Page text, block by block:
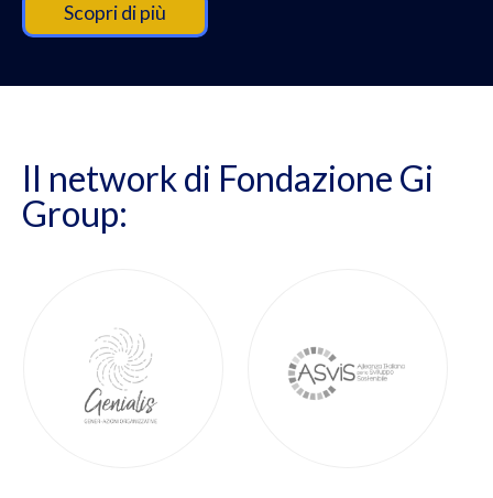
Scopri di più
Il network di Fondazione Gi
Group: